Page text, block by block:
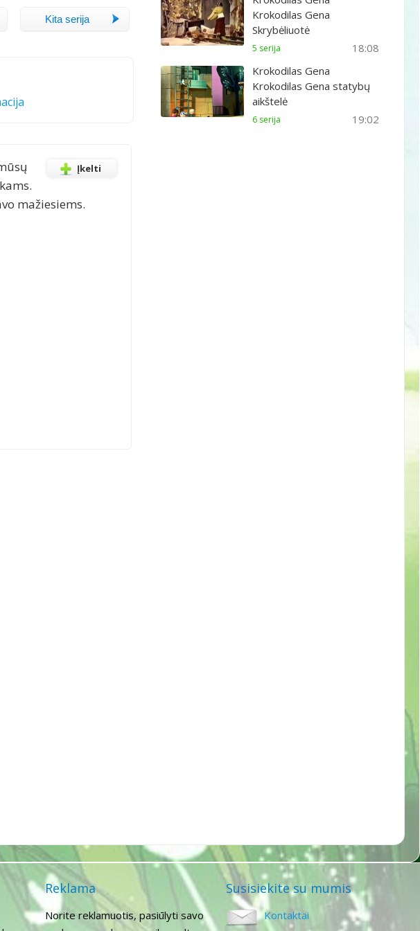
Kita serija
Įkelti
mažiesiems.
Krokodilas Gena
Skrybėliuotė
18:08
5 serija
Krokodilas Gena
Krokodilas Gena statybų
aikštelė
19:02
6 serija
Reklama
Norite reklamuotis, pasiūlyti savo
Susisiekite su mumis
Kontaktai